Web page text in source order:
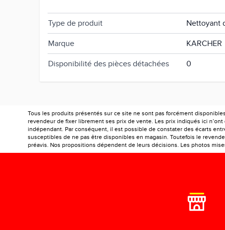
Type de produit Nettoyant
Marque KARCHER
Disponibilité des pièces détachées 0
Tous les produits présentés sur ce site ne sont pas forcément
revendeur de fixer librement ses prix de vente. Les prix indiqués ici
indépendant. Par conséquent, il est possible de constater des écarts
susceptibles de ne pas être disponibles en magasin. Toutefois le
préavis. Nos propositions dépendent de leurs décisions. Les photos